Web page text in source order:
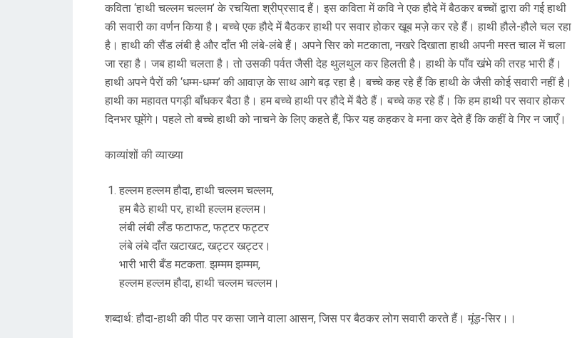
D
O
N
कविता ‘हाथी चल्लम चल्लम’ के रचयिता श्रीप्रसाद हैं। इस कविता में कवि ने एक हौदे में बैठकर बच्चों द्वारा की गई हाथी
की सवारी का वर्णन किया है। बच्चे एक हौदे में बैठकर हाथी पर सवार होकर खूब मज़े कर रहे हैं। हाथी हौले-हौले चल रहा
है। हाथी की सैंड लंबी है और दाँत भी लंबे-लंबे हैं। अपने सिर को मटकाता, नखरे दिखाता हाथी अपनी मस्त चाल में चला
जा रहा है। जब हाथी चलता है। तो उसकी पर्वत जैसी देह थुलथुल कर हिलती है। हाथी के पाँव खंभे की तरह भारी हैं।
हाथी अपने पैरों की ‘धम्म-धम्म’ की आवाज़ के साथ आगे बढ़ रहा है। बच्चे कह रहे हैं कि हाथी के जैसी कोई सवारी नहीं है।
हाथी का महावत पगड़ी बाँधकर बैठा है। हम बच्चे हाथी पर हौदे में बैठे हैं। बच्चे कह रहे हैं। कि हम हाथी पर सवार होकर
दिनभर घूमेंगे। पहले तो बच्चे हाथी को नाचने के लिए कहते हैं, फिर यह कहकर वे मना कर देते हैं कि कहीं वे गिर न जाएँ।
काव्यांशों की व्याख्या
हल्लम हल्लम हौदा, हाथी चल्लम चल्लम,
हम बैठे हाथी पर, हाथी हल्लम हल्लम।
लंबी लंबी लँड फटाफट, फट्टर फट्टर
लंबे लंबे दाँत खटाखट, खट्टर खट्टर।
भारी भारी बँड मटकता. झम्मम झम्मम,
हल्लम हल्लम हौदा, हाथी चल्लम चल्लम।
शब्दार्थ: हौदा-हाथी की पीठ पर कसा जाने वाला आसन, जिस पर बैठकर लोग सवारी करते हैं। मूंड़-सिर।।